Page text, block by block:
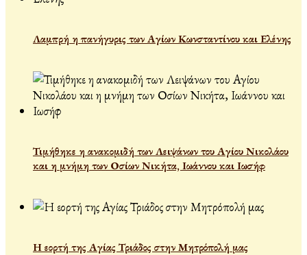
Λαμπρή η πανήγυρις των Αγίων Κωνσταντίνου και Ελένης
Τιμήθηκε η ανακομιδή των Λειψάνων του Αγίου Νικολάου
και η μνήμη των Οσίων Νικήτα, Ιωάννου και Ιωσήφ
Η εορτή της Αγίας Τριάδος στην Μητρόπολή μας